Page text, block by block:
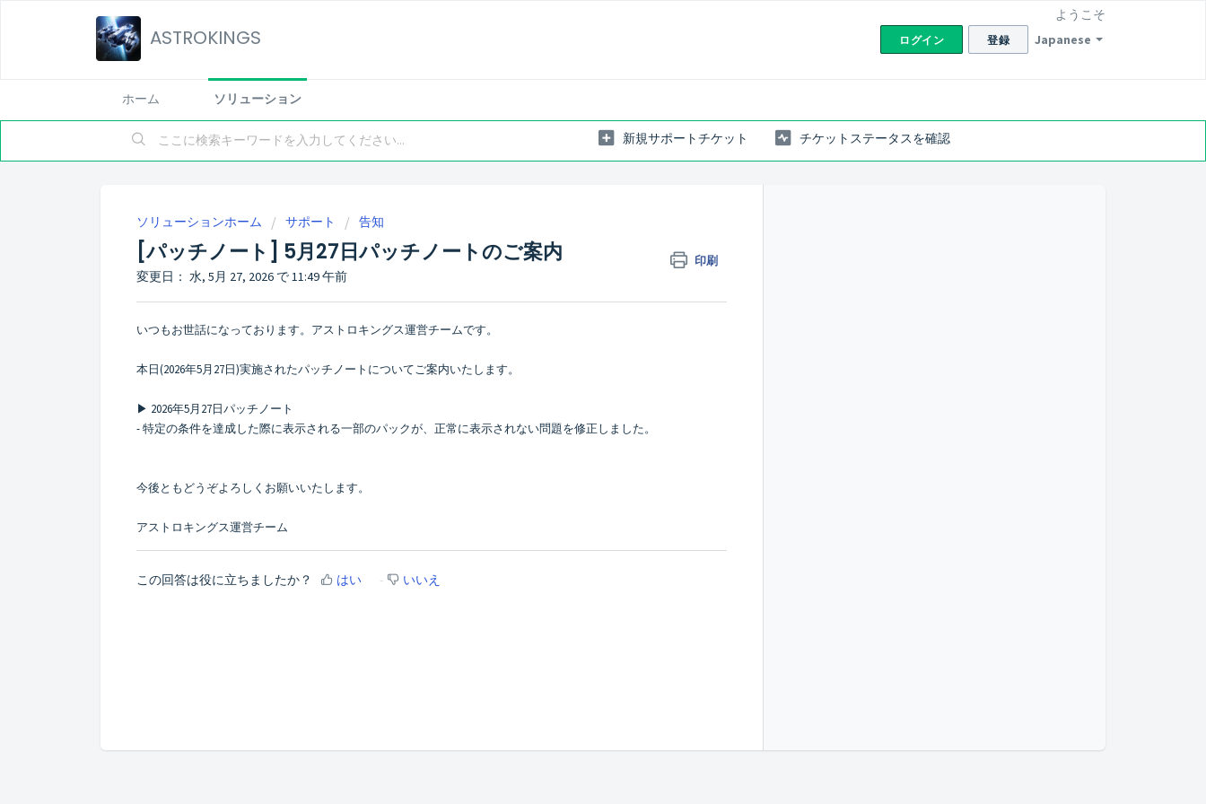
ASTROKINGS Japanese
ようこそ
ログイン 登録
ホーム ソリューション
新規サポートチケット チケットステータスを確認
ソリューションホーム サポート 告知
[パッチノート] 5月27日パッチノートのご案内 印刷
変更日： 水, 5月 27, 2026 で 11:49 午前
いつもお世話になっております。アストロキングス運営チームです。
本日(2026年5月27日)実施されたパッチノートについてご案内いたします。
▶ 2026年5月27日パッチノート
- 特定の条件を達成した際に表示される一部のパックが、正常に表示されない問題を修正しました。
今後ともどうぞよろしくお願いいたします。
アストロキングス運営チーム
この回答は役に立ちましたか？ はい いいえ